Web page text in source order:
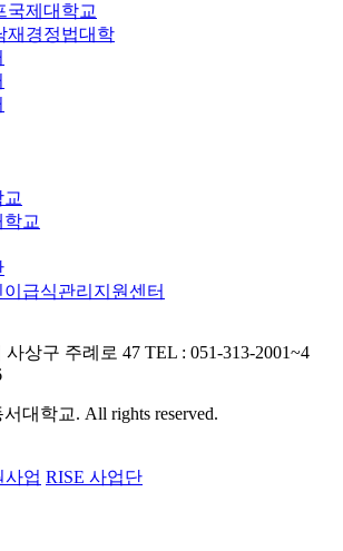
국제대학교
재경정법대학
교
급식관리지원센터
사상구 주례로 47 TEL : 051-313-2001~4
대학교. All rights reserved.
사업 RISE 사업단